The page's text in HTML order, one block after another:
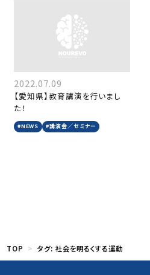
2022.07.09
【愛知県】教育講演を行いまし
た！
#NEWS #講演会／セミナー
TOP タグ:社会を明るくする運動